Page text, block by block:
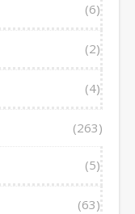
(6)
(2)
(4)
(263)
(5)
(63)